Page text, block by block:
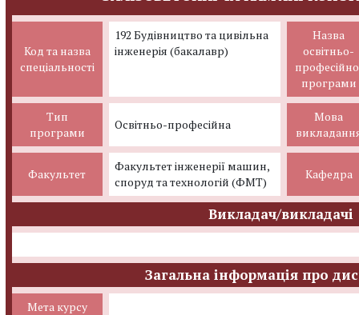
Код та назва
спеціальності
Назва
освітньо-
програми
192 Будівництво та цивільна
інженерія (бакалавр)
Тип
програми
Освітньо-професійна
Мова
Факультет
Факультет інженерії машин,
споруд та технологій (ФМТ)
Кафедра
Викладач/викладачі
Загальна інформація про
Мета курсу